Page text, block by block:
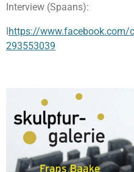
Interview (Spaans):
https://www.facebook.com/
293553039